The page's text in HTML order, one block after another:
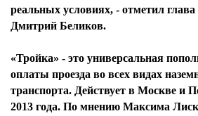
реальных условиях, - отметил
Дмитрий Беликов.
«Тройка» - это универсальная
оплаты проезда во всех видах
транспорта. Действует в Москве и
2013 года. По мнению Максима